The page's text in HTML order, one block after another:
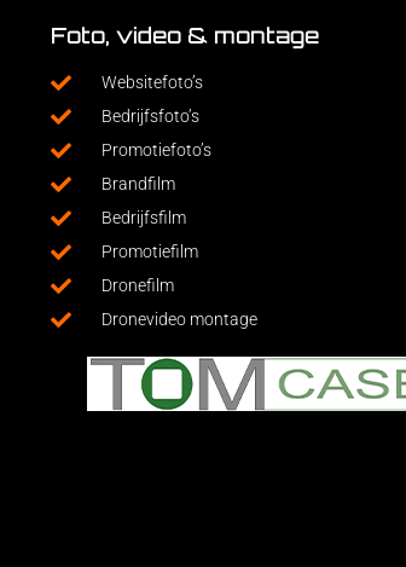
Foto, video & montage
Websitefoto’s
Bedrijfsfoto’s
Promotiefoto’s
Brandfilm
Bedrijfsfilm
Promotiefilm
Dronefilm
Dronevideo montage